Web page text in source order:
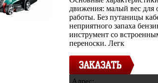
движения: малый вес для
работы. Без путаницы
неприятного запаха
инструмент со
переноски. Легк
Адрес: